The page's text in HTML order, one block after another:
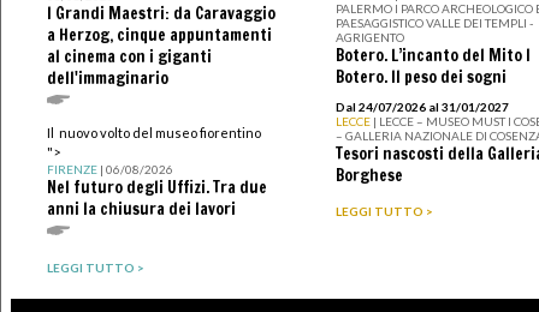
I Grandi Maestri: da Caravaggio
a Herzog, cinque appuntamenti
al cinema con i giganti
dell'immaginario
Il nuovo volto del museo fiorentino
">
FIRENZE| 06/08/2026
Nel futuro degli Uffizi. Tra due
anni la chiusura dei lavori
LEGGI TUTTO >
PALERMO I PARCO ARCHEOLOGICO
PAESAGGISTICO VALLE DEI TEMPLI -
AGRIGENTO
Botero. L’incanto del Mito I
Botero. Il peso dei sogni
Dal 24/07/2026 al 31/01/2027
LECCE | LECCE – MUSEO MUST I
– GALLERIA NAZIONALE DI
Tesori nascosti della
Borghese
LEGGI TUTTO >